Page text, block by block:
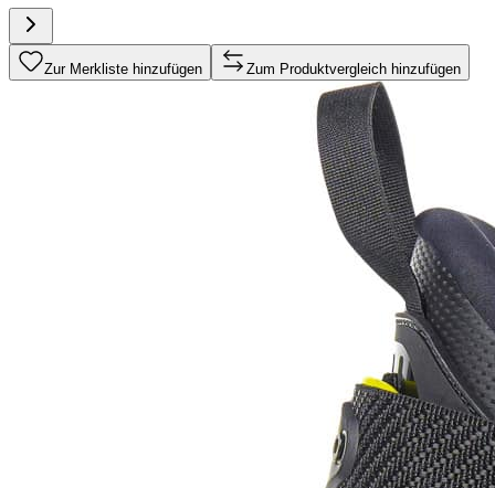
Zur Merkliste hinzufügen Zum Produktvergleich hinzufügen